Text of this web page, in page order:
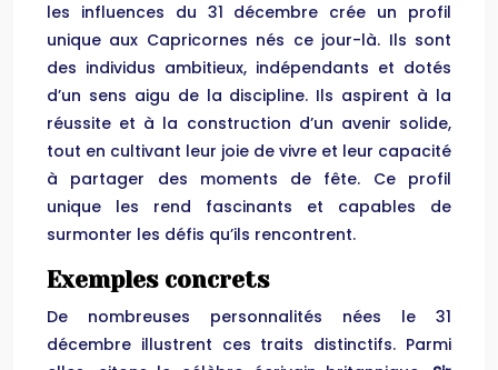
les influences du 31 décembre crée un profil
unique aux Capricornes nés ce jour-là. Ils sont
des individus ambitieux, indépendants et dotés
d’un sens aigu de la discipline. Ils aspirent à la
réussite et à la construction d’un avenir solide,
tout en cultivant leur joie de vivre et leur capacité
à partager des moments de fête. Ce profil
unique les rend fascinants et capables de
surmonter les défis qu’ils rencontrent.
Exemples concrets
De nombreuses personnalités nées le 31
décembre illustrent ces traits distinctifs. Parmi